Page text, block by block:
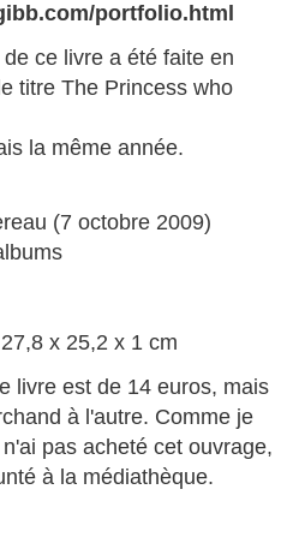
portfolio.html
ce livre a été faite en
titre The Princess who
la même année.
(7 octobre 2009)
x 25,2 x 1 cm
livre est de 14 euros, mais
à l'autre. Comme je
pas acheté cet ouvrage,
à la médiathèque.